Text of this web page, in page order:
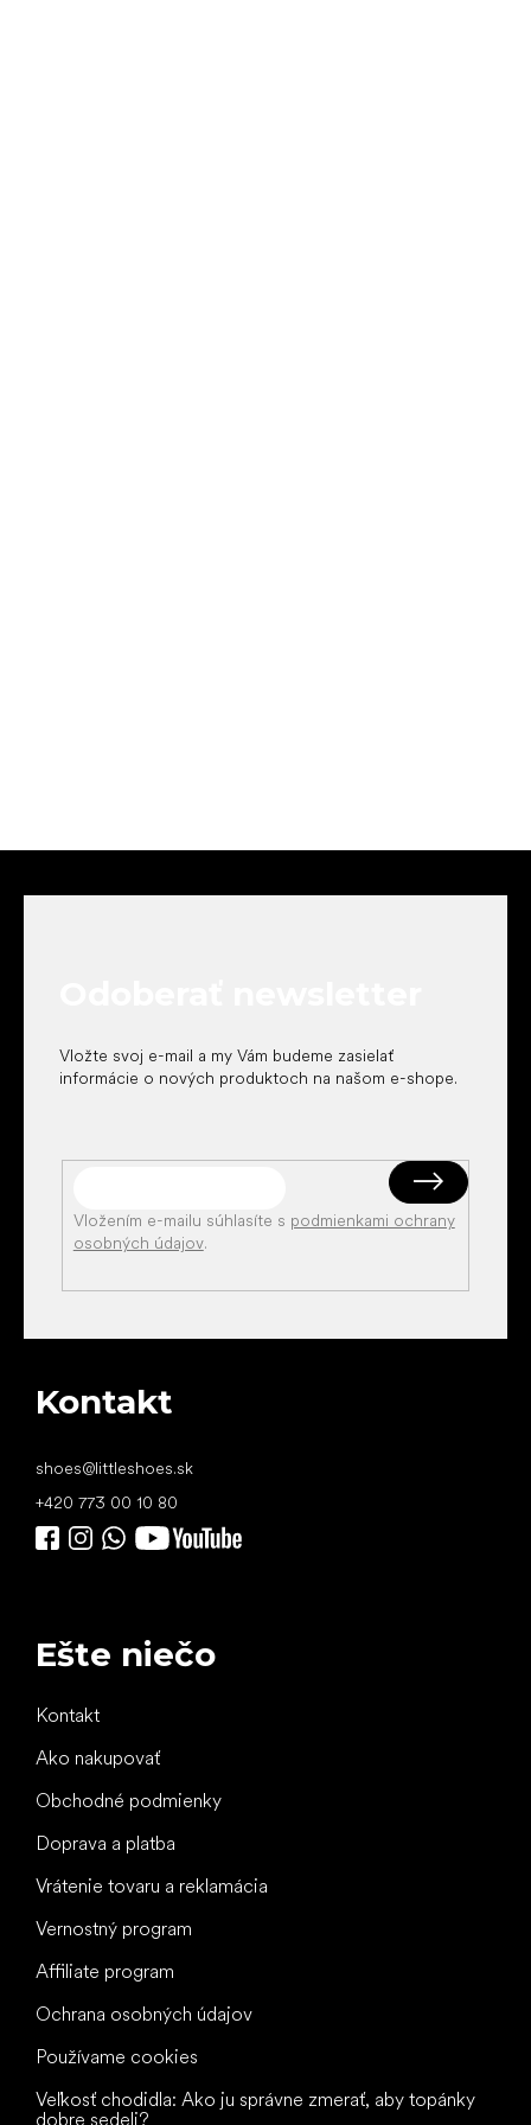
Vložte svoj e-mail a my Vám budeme zasielať
informácie o nových produktoch na našom e-shope.
Vložením e-mailu súhlasíte s podmienkami ochrany
osobných údajov.
Kontakt
shoes@littleshoes.sk
+420 773 00 10 80
Ešte niečo
Kontakt
Ako nakupovať
Obchodné podmienky
Doprava a platba
Vrátenie tovaru a reklamácia
Vernostný program
Affiliate program
Ochrana osobných údajov
Používame cookies
Veľkosť chodidla: Ako ju správne zmerať, aby topánky
dobre sedeli?